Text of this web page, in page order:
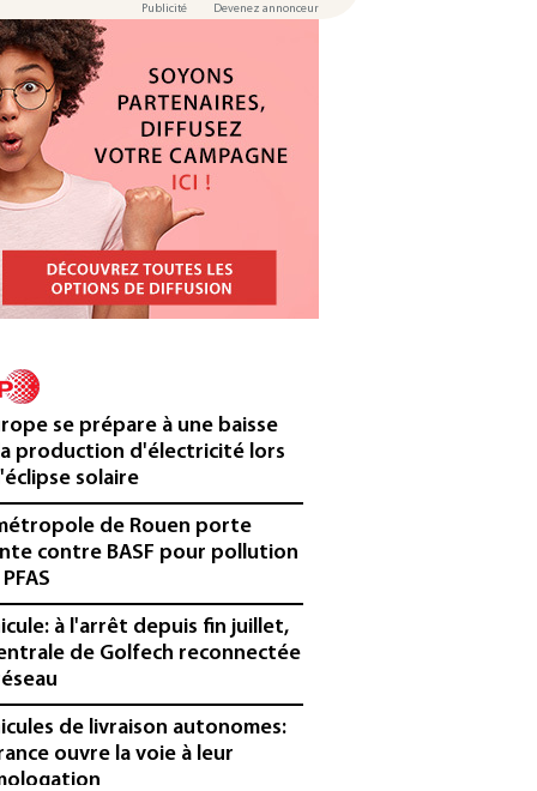
Publicité Devenez annonceur
se prépare à une baisse
production d'électricité lors
solaire
de Rouen porte
contre BASF pour pollution
à l'arrêt depuis fin juillet,
de Golfech reconnectée
de livraison autonomes:
ouvre la voie à leur